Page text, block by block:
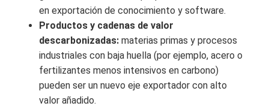
en exportación de conocimiento y software.
Productos y cadenas de valor
descarbonizadas: materias primas y procesos
industriales con baja huella (por ejemplo, acero o
fertilizantes menos intensivos en carbono)
pueden ser un nuevo eje exportador con alto
valor añadido.